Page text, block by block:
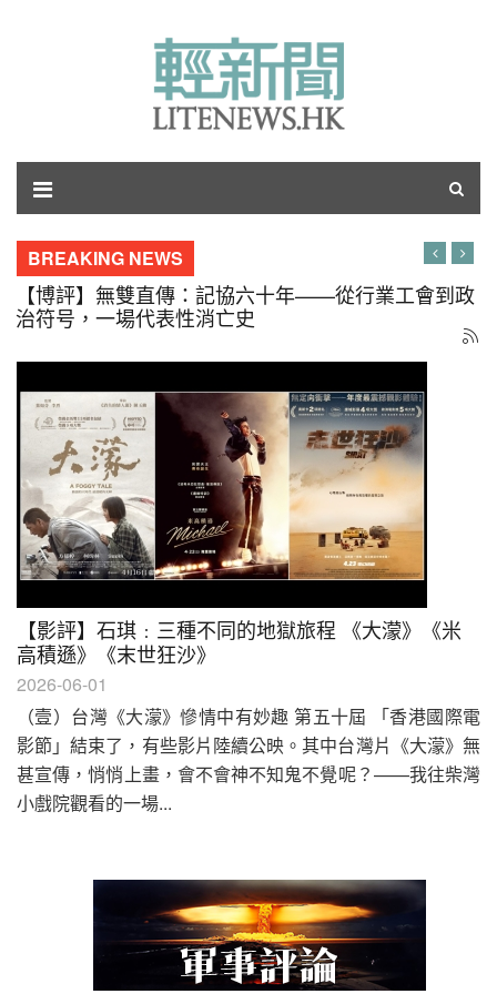
BREAKING NEWS
【軍事博評】William：小國也有大艦？由新加坡8千
噸勝利級說起
【影評】石琪﹕三種不同的地獄旅程 《大濛》《米
高積遜》《末世狂沙》
2026-06-01
（壹）台灣《大濛》慘情中有妙趣 第五十屆 「香港國際電
影節」結束了，有些影片陸續公映。其中台灣片《大濛》無
甚宣傳，悄悄上畫，會不會神不知鬼不覺呢？——我往柴灣
小戲院觀看的一場...